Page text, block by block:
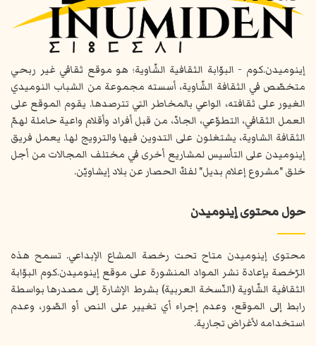
إينوميدن.كوم - البوّابة الثقافية الشّاوية؛ هو موقع ثقافي غير ربحي
متخصّص في الثقافة الشّاوية، أسسته مجموعة من الشباب النوميدي
الغيور على ثقافته، الواعي بالمخاطر التي تترصدها. يقوم الموقع على
العمل الثقافي، التطوّعي، الجادّ، من قبل أفراد وأقلام واعية حاملة لهمّ
الثقافة الشاوية، يشتغلون على التدوين فيها والترويج لها. يعمل فريق
إينوميدن على التأسيس لمشاريع أخرى في مختلف المجالات من أجل
خلق "مشروع إعلام بديل" لفكّ الحصار عن بلاد إيشاويّن.
حول محتوى إينوميدن
محتوى إينوميدن متاح تحت رخصة المشاع الإبداعي. تسمح هذه
الرّخصة بإعادة نشر المواد المنشورة على موقع إينوميدن.كوم البوّابة
الثقافية الشّاوية (النّسخة العربية) بشرط الإشارة إلى مصدرها بواسطة
رابط إلى الموقع، وعدم إجراء أي تغيير على النص أو الصّور، وعدم
استخدامه لأغراض تجارية.